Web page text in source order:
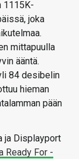
1115K-
joka
mittapuulla
ääntä.
84 desibelin
hieman
pään
ja Displayport
Ready For -